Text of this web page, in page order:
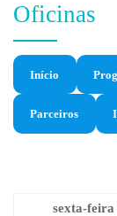
Oficinas
Início
Parceiros
sexta-